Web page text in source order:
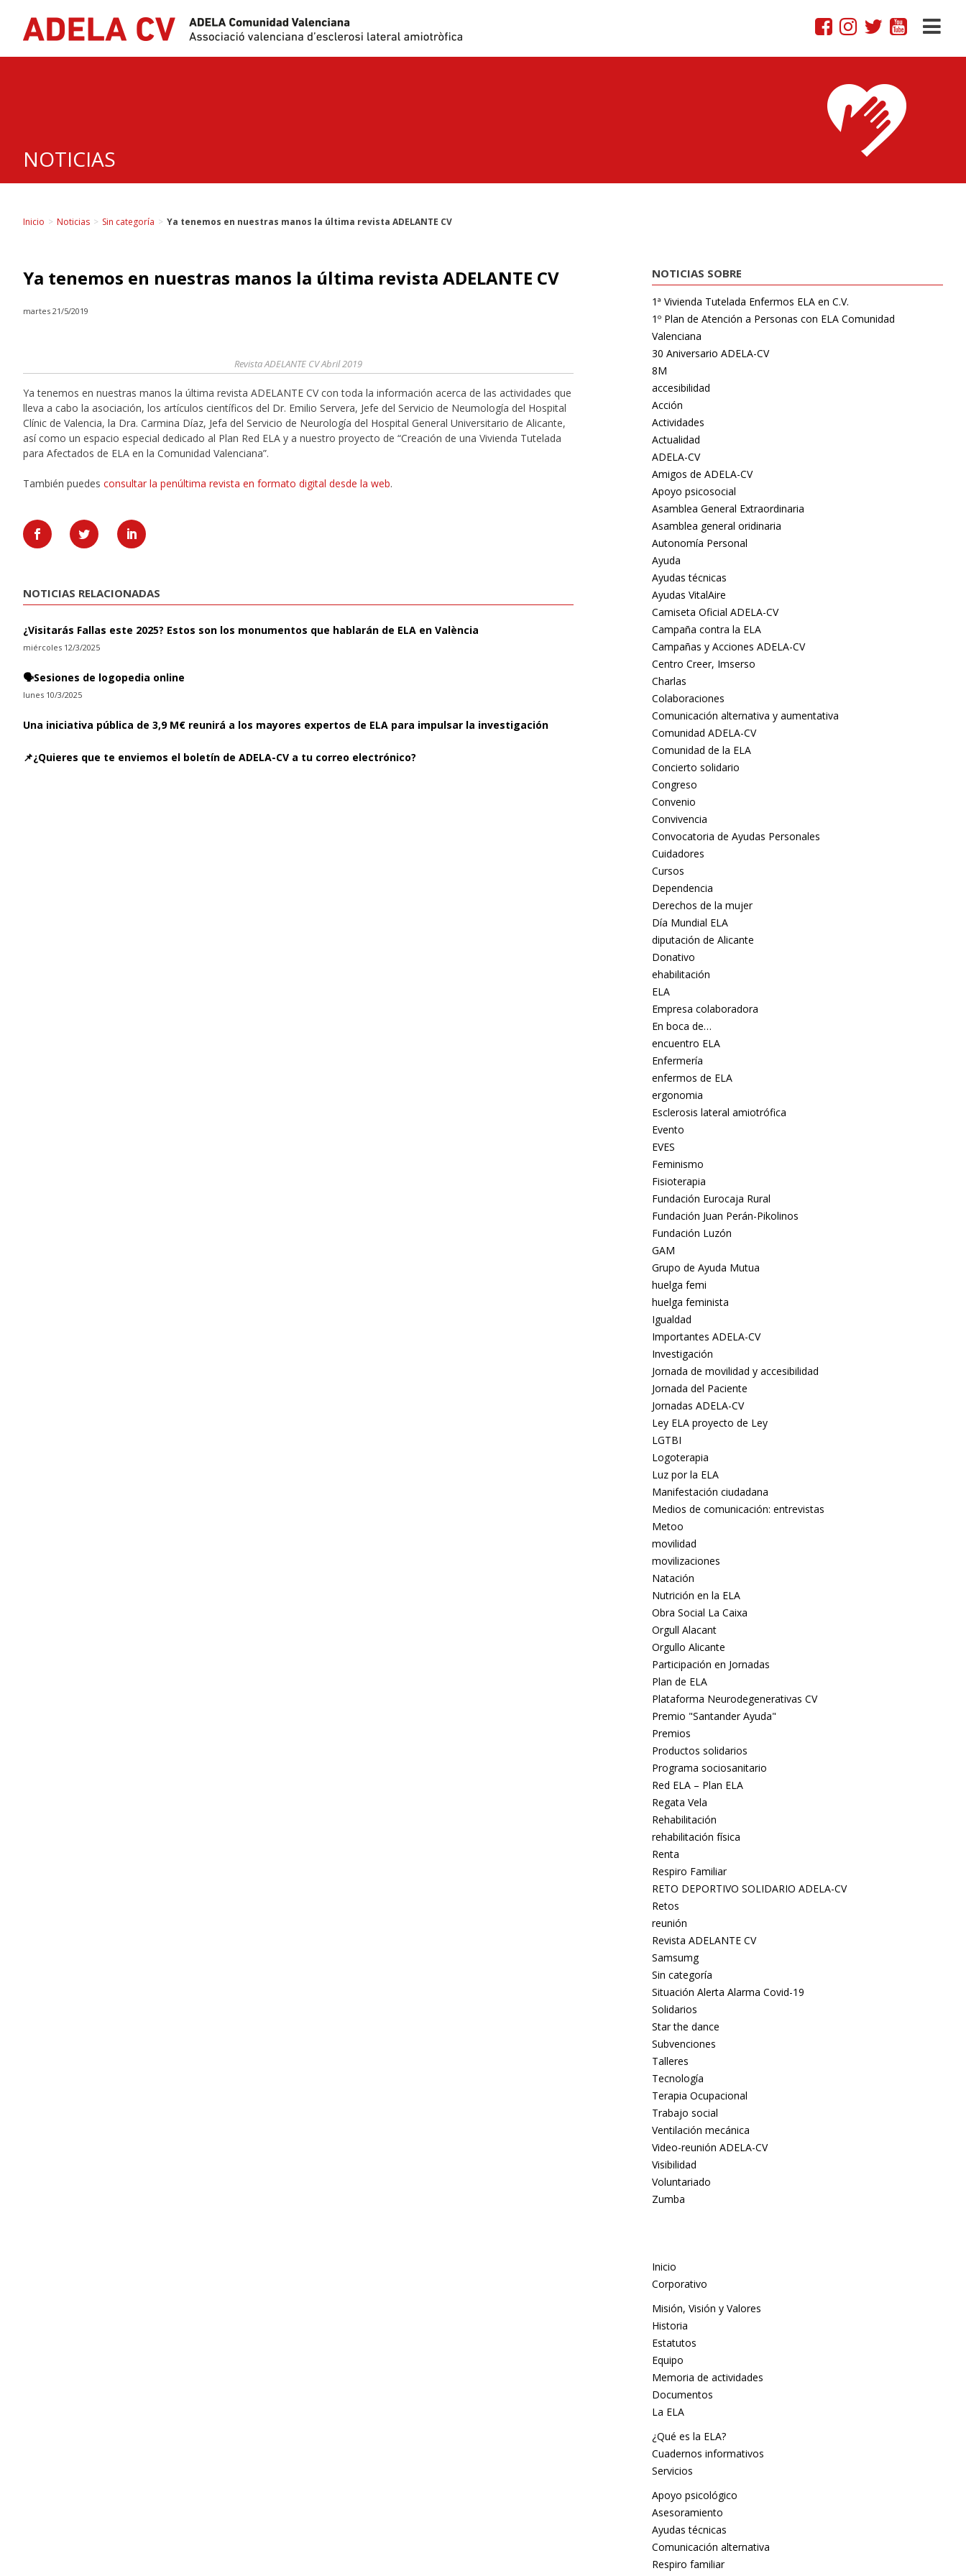
NOTICIAS
Inicio > Noticias > Sin categoría > Ya tenemos en nuestras manos la última revista ADELANTE CV
Ya tenemos en nuestras manos la última revista ADELANTE CV
martes 21/5/2019
Revista ADELANTE CV Abril 2019
Ya tenemos en nuestras manos la última revista ADELANTE CV con toda la información acerca de las actividades que
lleva a cabo la asociación, los artículos científicos del Dr. Emilio Servera, Jefe del Servicio de Neumología del Hospital
Clínic de Valencia, la Dra. Carmina Díaz, Jefa del Servicio de Neurología del Hospital General Universitario de Alicante,
así como un espacio especial dedicado al Plan Red ELA y a nuestro proyecto de “Creación de una Vivienda Tutelada
para Afectados de ELA en la Comunidad Valenciana”.
También puedes consultar la penúltima revista en formato digital desde la web.
NOTICIAS RELACIONADAS
¿Visitarás Fallas este 2025? Estos son los monumentos que hablarán de ELA en València
miércoles 12/3/2025
🗣️Sesiones de logopedia online
lunes 10/3/2025
Una iniciativa pública de 3,9 M€ reunirá a los mayores expertos de ELA para impulsar la investigación
📌¿Quieres que te enviemos el boletín de ADELA-CV a tu correo electrónico?
NOTICIAS SOBRE
1ª Vivienda Tutelada Enfermos ELA en C.V.
1º Plan de Atención a Personas con ELA Comunidad
Valenciana
30 Aniversario ADELA-CV
8M
accesibilidad
Acción
Actividades
Actualidad
ADELA-CV
Amigos de ADELA-CV
Apoyo psicosocial
Asamblea General Extraordinaria
Asamblea general oridinaria
Autonomía Personal
Ayuda
Ayudas técnicas
Ayudas VitalAire
Camiseta Oficial ADELA-CV
Campaña contra la ELA
Campañas y Acciones ADELA-CV
Centro Creer, Imserso
Charlas
Colaboraciones
Comunicación alternativa y aumentativa
Comunidad ADELA-CV
Comunidad de la ELA
Concierto solidario
Congreso
Convenio
Convivencia
Convocatoria de Ayudas Personales
Cuidadores
Cursos
Dependencia
Derechos de la mujer
Día Mundial ELA
diputación de Alicante
Donativo
ehabilitación
ELA
Empresa colaboradora
En boca de…
encuentro ELA
Enfermería
enfermos de ELA
ergonomia
Esclerosis lateral amiotrófica
Evento
EVES
Feminismo
Fisioterapia
Fundación Eurocaja Rural
Fundación Juan Perán-Pikolinos
Fundación Luzón
GAM
Grupo de Ayuda Mutua
huelga femi
huelga feminista
Igualdad
Importantes ADELA-CV
Investigación
Jornada de movilidad y accesibilidad
Jornada del Paciente
Jornadas ADELA-CV
Ley ELA proyecto de Ley
LGTBI
Logoterapia
Luz por la ELA
Manifestación ciudadana
Medios de comunicación: entrevistas
Metoo
movilidad
movilizaciones
Natación
Nutrición en la ELA
Obra Social La Caixa
Orgull Alacant
Orgullo Alicante
Participación en Jornadas
Plan de ELA
Plataforma Neurodegenerativas CV
Premio "Santander Ayuda"
Premios
Productos solidarios
Programa sociosanitario
Red ELA – Plan ELA
Regata Vela
Rehabilitación
rehabilitación física
Renta
Respiro Familiar
RETO DEPORTIVO SOLIDARIO ADELA-CV
Retos
reunión
Revista ADELANTE CV
Samsumg
Sin categoría
Situación Alerta Alarma Covid-19
Solidarios
Star the dance
Subvenciones
Talleres
Tecnología
Terapia Ocupacional
Trabajo social
Ventilación mecánica
Video-reunión ADELA-CV
Visibilidad
Voluntariado
Zumba
Inicio
Corporativo
Misión, Visión y Valores
Historia
Estatutos
Equipo
Memoria de actividades
Documentos
La ELA
¿Qué es la ELA?
Cuadernos informativos
Servicios
Apoyo psicológico
Asesoramiento
Ayudas técnicas
Comunicación alternativa
Respiro familiar